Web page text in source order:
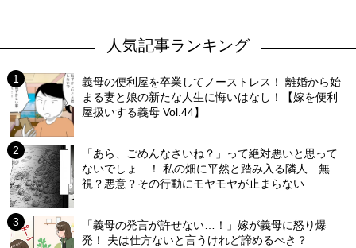
人気記事ランキング
義母の便利屋を卒業してノーストレス！ 離婚から始
まる妻と娘の新たな人生に悔いはなし！【嫁を便利
屋扱いする義母 Vol.44】
「あら、ごめんなさいね？」って絶対悪いと思って
ないでしょ…！ 私の畑に平然と踏み入る隣人…無
視？悪意？その行動にモヤモヤが止まらない
「義母の発言が許せない…！」嫁が義母に怒り爆
発！ 夫は仕方ないと言うけれど諦めるべき？